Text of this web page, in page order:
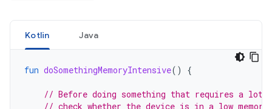
Kotlin Java
fun doSomethingMemoryIntensive() {
// Before doing something that requires a lot
// check whether the device is in a low